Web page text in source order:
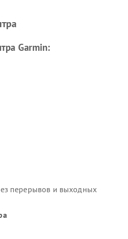
Garmin:
перерывов и выходных